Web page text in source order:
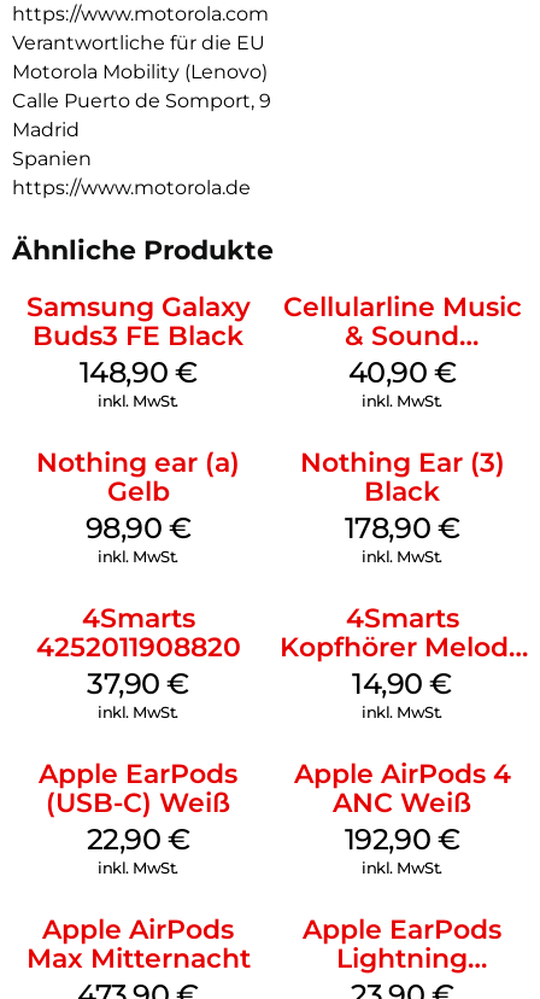
https://www.motorola.com
Verantwortliche für die EU
Motorola Mobility (Lenovo)
Calle Puerto de Somport, 9
Madrid
Spanien
https://www.motorola.de
Ähnliche Produkte
Samsung Galaxy
Buds3 FE Black
148,90 €
inkl. MwSt.
Cellularline Music
& Sound
Bluetooth
Headphone MAXI
40,90 €
inkl. MwSt.
Nothing ear (a)
Gelb
98,90 €
inkl. MwSt.
Nothing Ear (3)
Black
178,90 €
inkl. MwSt.
4Smarts
4252011908820
37,90€
inkl. MwSt.
4Smarts
Kopfhörer Melody
Digital USB-C
Weiß
14,90€
inkl. MwSt.
Apple EarPods
(USB-C) Weiß
22,90 €
inkl. MwSt.
Apple AirPods 4
ANC Weiß
192,90 €
inkl. MwSt.
Apple AirPods
Max Mitternacht
Apple EarPods
Lightning
Anschluss Weiß